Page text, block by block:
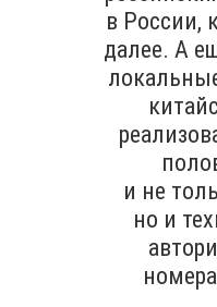
в России,
далее. А
и не
но и